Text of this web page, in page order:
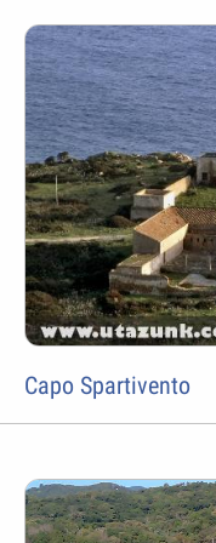
Capo Spartivento